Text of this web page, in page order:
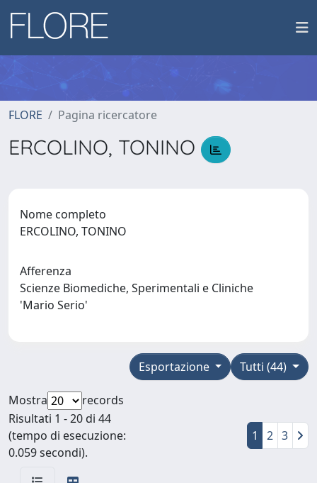
FLORE Pagina ricercatore
ERCOLINO, TONINO
Nome completo
ERCOLINO, TONINO
Afferenza
Scienze Biomediche, Sperimentali e Cliniche
'Mario Serio'
Tutti (44)
Esportazione
Mostra
records
Risultati 1 - 20 di 44
(tempo di esecuzione:
0.059 secondi).
1 2 3